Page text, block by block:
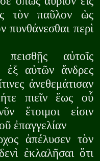
τὸν παῦλον ὡς
πυνθάνεσθαι περὶ
αὐτοῖς
ἐξ αὐτῶν ἄνδρες
ἀνεθεμάτισαν
πιεῖν ἕως οὗ
ἕτοιμοι εἰσιν
ἐπαγγελίαν
ἀπέλυσεν τὸν
ἐκλαλῆσαι ὅτι